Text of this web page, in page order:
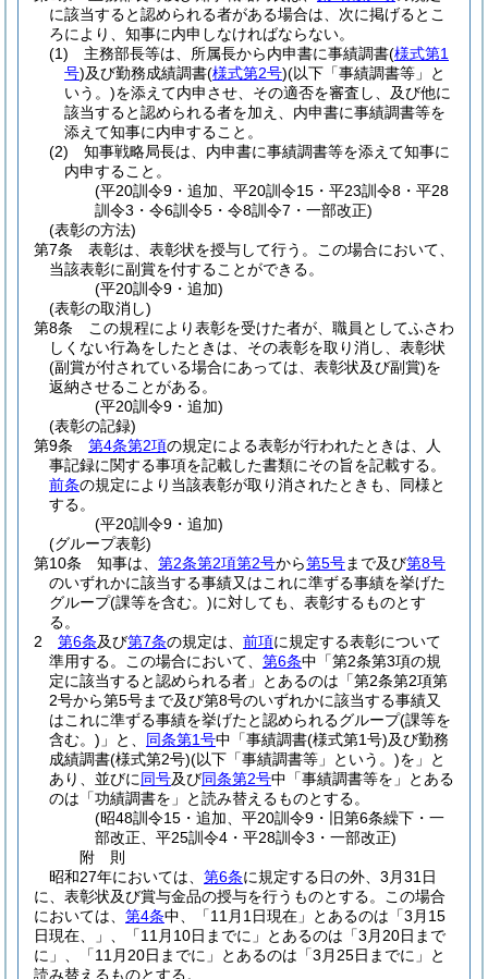
に該当すると認められる者がある場合は、次に掲げるとこ
ろにより、知事に内申しなければならない。
(1)
主務部長等は、所属長から内申書に事績調書(様式第1
号)及び勤務成績調書(様式第2号)(以下「事績調書等」と
いう。)を添えて内申させ、その適否を審査し、及び他に
該当すると認められる者を加え、内申書に事績調書等を
添えて知事に内申すること。
(2)
知事戦略局長は、内申書に事績調書等を添えて知事に
内申すること。
(平20訓令9・追加、平20訓令15・平23訓令8・平28
訓令3・令6訓令5・令8訓令7・一部改正)
(表彰の方法)
第7条
表彰は、表彰状を授与して行う。
この場合において、
当該表彰に副賞を付することができる。
(平20訓令9・追加)
(表彰の取消し)
第8条
この規程により表彰を受けた者が、職員としてふさわ
しくない行為をしたときは、その表彰を取り消し、表彰状
(副賞が付されている場合にあっては、表彰状及び副賞)を
返納させることがある。
(平20訓令9・追加)
(表彰の記録)
第9条
第4条第2項の規定による表彰が行われたときは、人
事記録に関する事項を記載した書類にその旨を記載する。
前条の規定により当該表彰が取り消されたときも、同様と
する。
(平20訓令9・追加)
(グループ表彰)
第10条
知事は、 第2条第2項第2号から第5号まで及び第8号
のいずれかに該当する事績又はこれに準ずる事績を挙げた
グループ(課等を含む。)に対しても、表彰するものとす
る。
2
第6条及び第7条の規定は、 前項に規定する表彰について
準用する。
この場合において、 第6条中「第2条第3項の規
定に該当すると認められる者」とあるのは「第2条第2項第
2号から第5号まで及び第8号のいずれかに該当する事績又
はこれに準ずる事績を挙げたと認められるグループ(課等を
含む。) 」と、 同条第1号中「事績調書(様式第1号)及び勤務
成績調書(様式第2号)(以下「事績調書等」という。)を」と
あり、並びに同号及び同条第2号中「事績調書等を」とある
のは「功績調書を」と読み替えるものとする。
(昭48訓令15・追加、平20訓令9・旧第6条繰下・一
部改正、平25訓令4・平28訓令3・一部改正)
附 則
昭和27年においては、 第6条に規定する日の外、3月31日
に、表彰状及び賞与金品の授与を行うものとする。
この場合
においては、 第4条中、「11月1日現在」とあるのは「3月15
日現在、」、「11月10日までに」とあるのは「3月20日まで
に」、「11月20日までに」とあるのは「3月25日までに」と
読み替えるものとする。